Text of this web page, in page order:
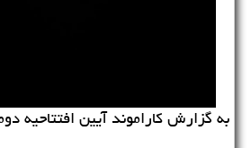
به گزارش كاراموند آیین افتتاحیه